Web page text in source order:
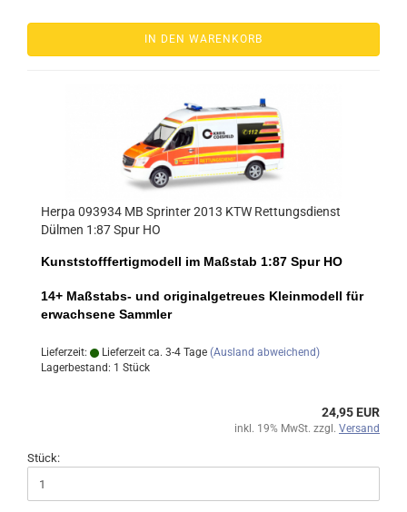
IN DEN WARENKORB
Herpa 093934 MB Sprinter 2013 KTW Rettungsdienst
Dülmen 1:87 Spur HO
Kunststofffertigmodell im Maßstab 1:87 Spur HO
14+ Maßstabs- und originalgetreues Kleinmodell für
erwachsene Sammler
Lieferzeit: Lieferzeit ca. 3-4 Tage (Ausland abweichend)
Lagerbestand: 1 Stück
24,95 EUR
inkl. 19% MwSt. zzgl. Versand
Stück: